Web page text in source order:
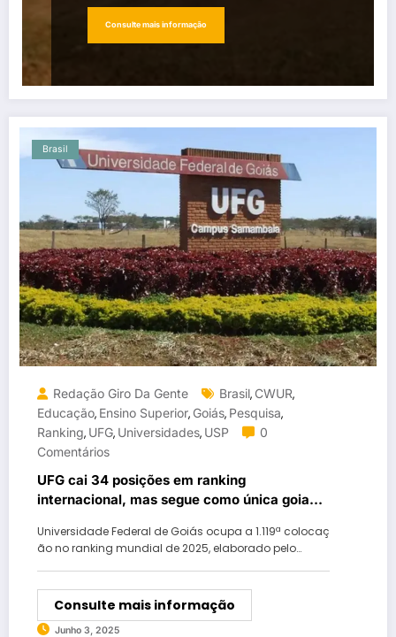
Consulte mais informação
Brasil
Redação Giro Da Gente Brasil, CWUR,
Educação, Ensino Superior, Goiás, Pesquisa,
Ranking, UFG, Universidades, USP
0
Comentários
UFG cai 34 posições em ranking
internacional, mas segue como única goiana
Universidade Federal de Goiás ocupa a 1.119ª colocaç
ão no ranking mundial de 2025, elaborado pelo…
Consulte mais informação
Junho 3, 2025